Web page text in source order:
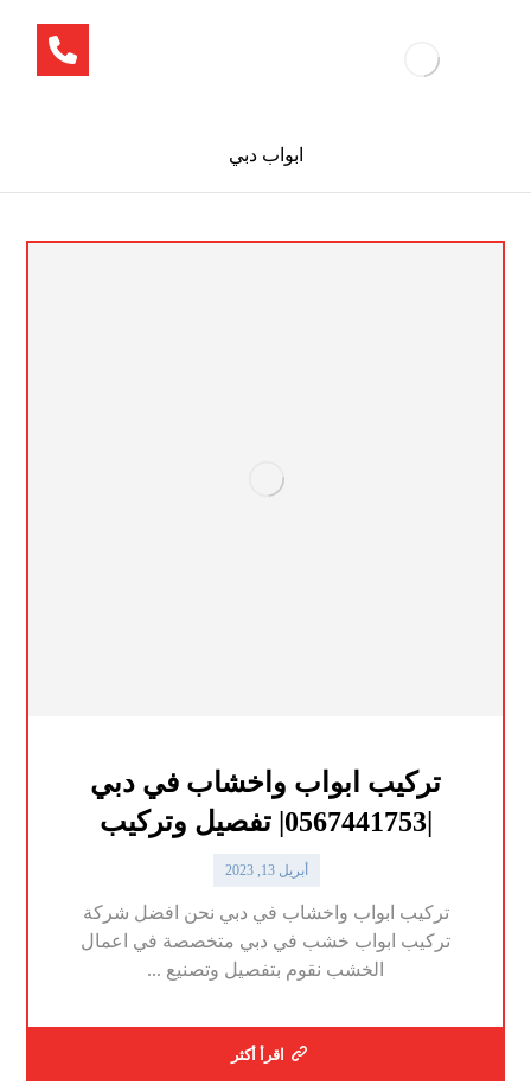
ابواب دبي
تركيب ابواب واخشاب في دبي
|0567441753| تفصيل وتركيب
أبريل 13, 2023
تركيب ابواب واخشاب في دبي نحن افضل شركة
تركيب ابواب خشب في دبي متخصصة في اعمال
الخشب نقوم بتفصيل وتصنيع ...
اقرأ أكثر